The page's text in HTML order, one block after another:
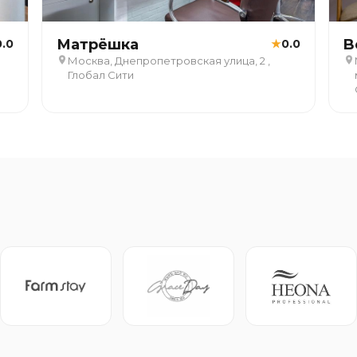
Матрёшка ★0.0
Москва, Днепропетровская улица, 2 ,
Глобал Сити